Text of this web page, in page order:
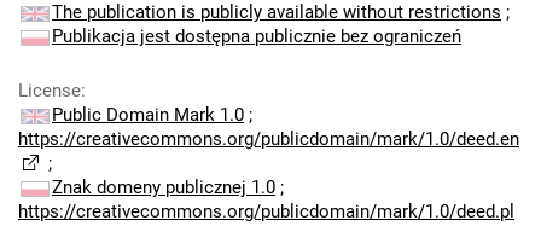
The publication is publicly available without restrictions ;
Publikacja jest dostępna publicznie bez ograniczeń
License:
Public Domain Mark 1.0 ;
https://creativecommons.org/publicdomain/mark/1.0/deed.en
;
Znak domeny publicznej 1.0 ;
https://creativecommons.org/publicdomain/mark/1.0/deed.pl